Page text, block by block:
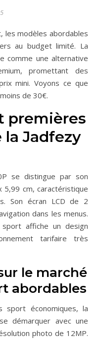
au budget limité. La
comme une alternative
promettant des
mini. Voyons ce que
de 30€.
premières
Jadfezy
se distingue par son
cm, caractéristique
Son écran LCD de 2
dans les menus.
affiche un design
tarifaire très
le marché
abordables
sport économiques, la
démarquer avec une
photo de 12MP.